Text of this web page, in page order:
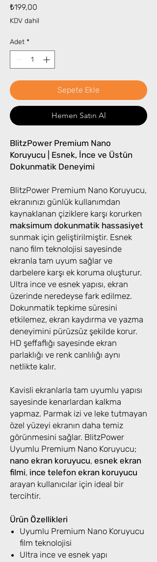
₺199,00
KDV dahil
Adet *
Sepete Ekle
Hemen Satın Al
BlitzPower Premium Nano
Koruyucu | Esnek, İnce ve Üstün
Dokunmatik Deneyimi
BlitzPower Premium Nano Koruyucu,
ekranınızı günlük kullanımdan
kaynaklanan çiziklere karşı korurken
maksimum dokunmatik hassasiyet
sunmak için geliştirilmiştir. Esnek
nano film teknolojisi sayesinde
ekranla tam uyum sağlar ve
darbelere karşı ek koruma oluşturur.
Ultra ince ve esnek yapısı, ekran
üzerinde neredeyse fark edilmez.
Dokunmatik tepkime süresini
etkilemez, ekran kaydırma ve yazma
deneyimini pürüzsüz şekilde korur.
HD şeffaflığı sayesinde ekran
parlaklığı ve renk canlılığı aynı
netlikte kalır.
Kavisli ekranlarla tam uyumlu yapısı
sayesinde kenarlardan kalkma
yapmaz. Parmak izi ve leke tutmayan
özel yüzeyi ekranın daha temiz
görünmesini sağlar. BlitzPower
Uyumlu Premium Nano Koruyucu;
nano ekran koruyucu, esnek ekran
filmi, ince telefon ekran koruyucu
arayan kullanıcılar için ideal bir
tercihtir.
Ürün Özellikleri
Uyumlu Premium Nano Koruyucu
film teknolojisi
Ultra ince ve esnek yapı